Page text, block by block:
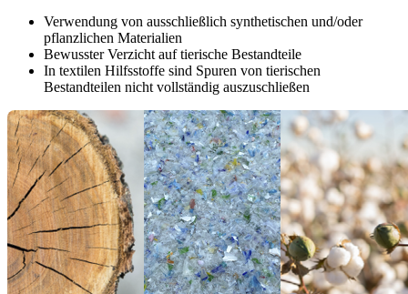
Verwendung von ausschließlich synthetischen und/oder
pflanzlichen Materialien
Bewusster Verzicht auf tierische Bestandteile
In textilen Hilfsstoffe sind Spuren von tierischen
Bestandteilen nicht vollständig auszuschließen